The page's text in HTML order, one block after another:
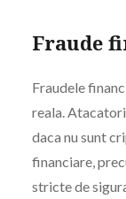
Fraude
Fraudele
reala.
daca nu sunt
financiare,
stricte de